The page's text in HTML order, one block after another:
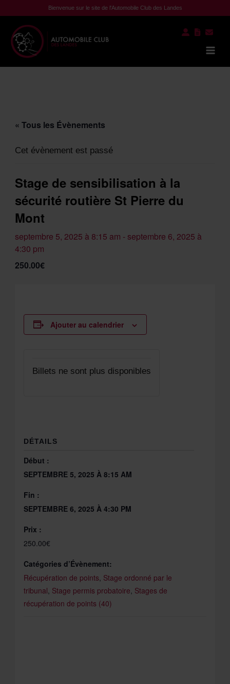
au
contenu
Bienvenue sur le site de l'Automobile Club des Landes
« Tous les Évènements
Cet évènement est passé
Stage de sensibilisation à la
sécurité routière St Pierre du
Mont
septembre 5, 2025 à 8:15 am - septembre 6, 2025 à
4:30 pm
250.00€
Ajouter au calendrier
DÉTAILS
Début :
SEPTEMBRE 5, 2025 À 8:15 AM
Fin :
SEPTEMBRE 6, 2025 À 4:30 PM
Prix :
250.00€
Catégories d’Évènement:
Récupération de points Stage ordonné par le
tribunal Stage permis probatoire Stages de
récupération de points (40)
Billets ne sont plus disponibles